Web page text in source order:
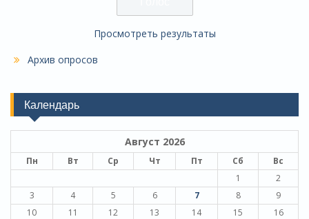
Просмотреть результаты
Архив опросов
Календарь
Август 2026
Пн Вт Ср Чт Пт Сб
Вс
1
2
3
4 5 6 7 8
9
10
11 12 13 14 15
16